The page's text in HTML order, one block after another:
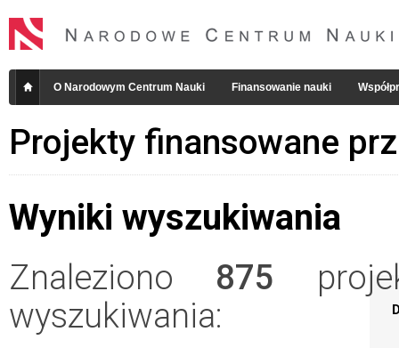
O Narodowym Centrum Nauki Finansowanie nauki
Projekty finansowane
Wyniki wyszukiwania
Znaleziono 875
wyszukiwania: